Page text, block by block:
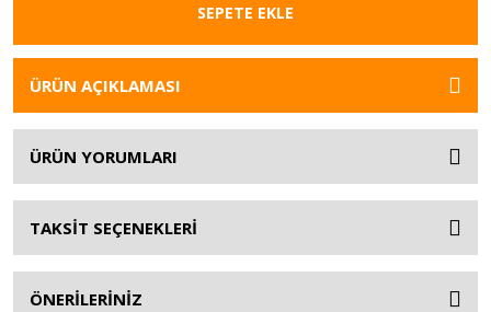
SEPETE EKLE
ÜRÜN AÇIKLAMASI
ÜRÜN YORUMLARI
TAKSİT SEÇENEKLERİ
ÖNERİLERİNİZ